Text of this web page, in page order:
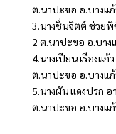
ต.นาปะขอ อ.บางแ
3.นางชื่นจิตต์ ช่วย
2 ต.นาปะขอ อ.บาง
4.นางเปียน เรืองแ
ต.นาปะขอ อ.บางแ
5.นางผัน แดงปรก
ต.นาปะขอ อ.บางแ